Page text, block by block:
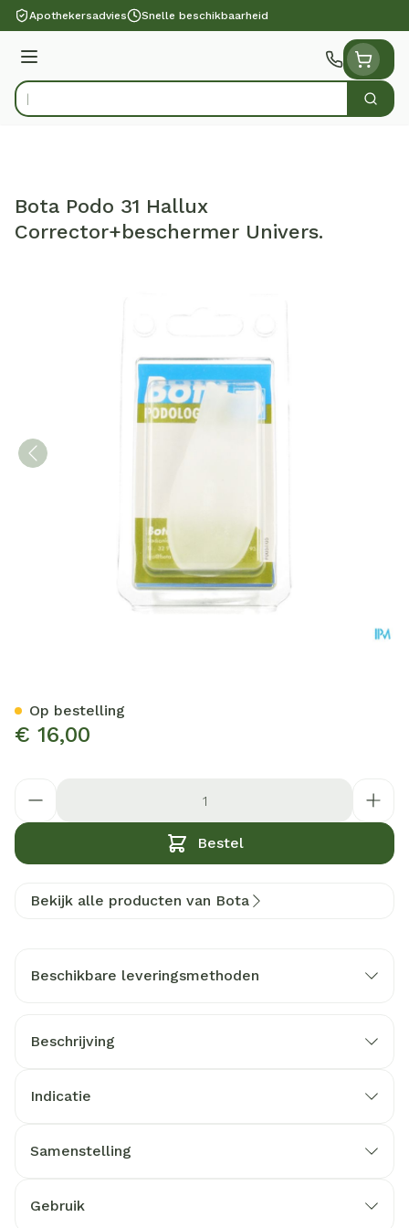
Ga naar de inhoud
Apothekersadvies Snelle beschikbaarheid
Menu
Product, merk, categorie... Zoek
Bota Podo 31 Hallux
Corrector+beschermer Univers.
€ 16,00
Bestel
Op bestelling
Bekijk alle producten van Bota
Beschikbare leveringsmethoden
Beschrijving
Indicatie
Samenstelling
Gebruik